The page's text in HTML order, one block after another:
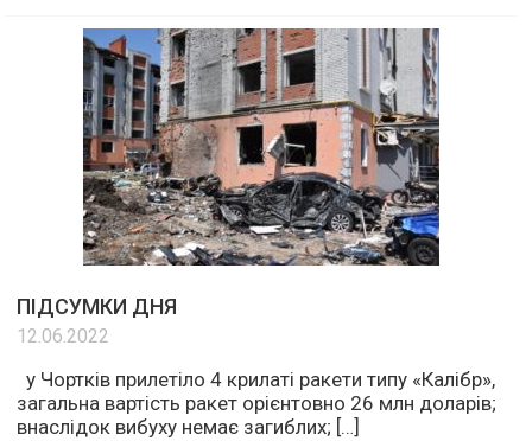
ПІДСУМКИ ДНЯ
12.06.2022
у Чортків прилетіло 4 крилаті ракети типу «Калібр»,
загальна вартість ракет орієнтовно 26 млн доларів;
внаслідок вибуху немає загиблих; […]